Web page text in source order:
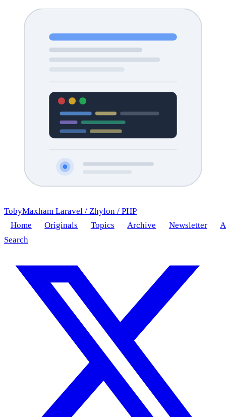
TobyMaxham Laravel / Zhylon / PHP
Home
Originals Topics Archive Newsletter
Search